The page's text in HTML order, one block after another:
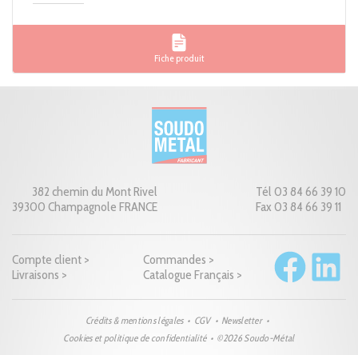
Fiche produit
382 chemin du Mont Rivel
39300 Champagnole FRANCE
Tél 03 84 66 39 10
Fax 03 84 66 39 11
Compte client >
Commandes >
Livraisons >
Catalogue Français >
Crédits & mentions légales CGV
Newsletter
Cookies et politique de confidentialité
©2026 Soudo-Métal